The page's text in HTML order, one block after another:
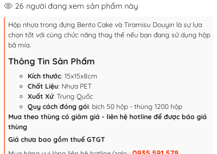
26 người đang xem sản phẩm này
Hộp nhựa trong đựng Bento Cake và Tiramisu Douyin là sự lựa
chọn tốt với cùng chức năng thay thế nếu bạn đang sử dụng hộp
bã mía.
Thông Tin Sản Phẩm
Kích thước: 15x15x8cm
Chất Liệu: Nhựa PET
Xuất Xứ: Trung Quốc
Quy cách đóng gói: bịch 50 hộp - thùng 1200 hộp
Mua theo thùng có giảm giá - liên hệ hotline để được báo giá
thùng
Giá chưa bao gồm thuế GTGT